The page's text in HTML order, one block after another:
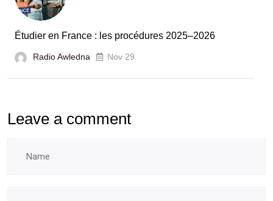
et
écoles
Étudier en France : les procédures 2025–2026
Radio Awledna Nov 29
Leave a comment